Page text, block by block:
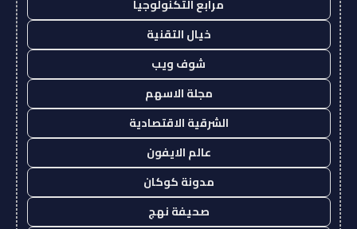
مرابع التكنولوجيا
خيال التقنية
شوف ويب
مجلة الاسهم
الشرقية الاقتصادية
عالم الايفون
مدونة كوكان
صحيفة نهج